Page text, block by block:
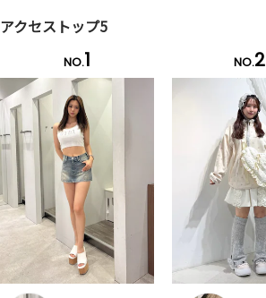
アクセストップ5
NO.1 NO.2